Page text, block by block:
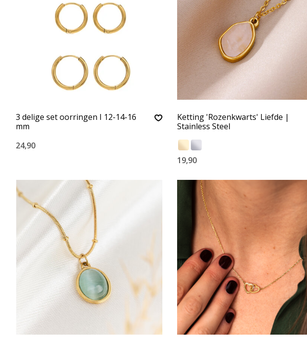
3 delige set oorringen I 12-14-16
mm
24,90
Ketting 'Rozenkwarts' Liefde |
Stainless Steel
19,90